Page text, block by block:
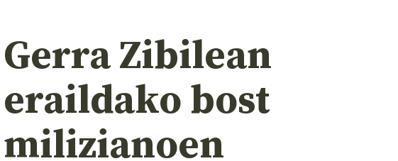
Gerra Zibilean
eraildako bost
milizianoen